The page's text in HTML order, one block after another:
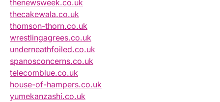
thenewsweek.co.uk
thecakewala.co.uk
thomson-thorn.co.uk
wrestlingagrees.co.uk
underneathfoiled.co.uk
spanosconcerns.co.uk
telecomblue.co.uk
house-of-hampers.co.uk
yumekanzashi.co.uk